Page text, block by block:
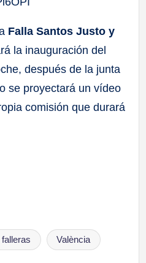
Falla Santos Justo y
la inauguración del
después de la junta
se proyectará un vídeo
comisión que durará
València